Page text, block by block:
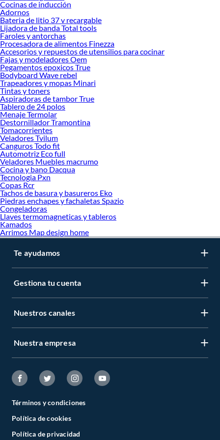
opciones de delivery o recojo en tienda.
Las mejores marcas de Limpiador Baño
Sabemos que la calidad, confianza y seguridad son factores importantes al
momento de decidir qué modelo comprar, por ello contamos con una amplia
oferta de marcas prestigiosas y reconocidas en Limpiador Baño. De esta manera,
inviertes en durabilidad, rendimiento, excelencia y satisfacción garantizada.
Cocinas de inducción
Adornos
Bateria de litio 37 v recargable
Lijadora de banda Total tools
Faroles y antorchas
Procesadora de alimentos Finezza
Accesorios y repuestos de utensilios para cocinar
Fajas y modeladores Oem
Pegamentos epoxicos True
Bodyboard Wave rebel
Trapeadores y mopas Minari
Tintas y toners
Aspiradoras de tambor True
Tablero de 24 polos
Menaje Termolar
Destornillador Tramontina
Tomacorrientes
Veladores Tvilum
Canguros Todo fit
Automotriz Eco full
Veladores Muebles macrumo
Cocina y bano Dacqua
Tecnologia Pxn
Copas Rcr
Tachos de basura y basureros Eko
Piedras enchapes y fachaletas Spazio
Congeladoras
Llaves termomagneticas y tableros
Kamados
Arrimos Map design home
Te ayudamos
Gestiona tu cuenta
Nuestros canales
Nuestra empresa
Términos y condiciones
Política de cookies
Política de privacidad